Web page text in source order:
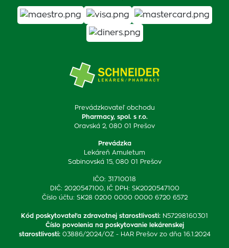
Prevádzkovateľ obchodu
Pharmacy, spol. s r.o.
Oravská 2, 080 01 Prešov
Prevádzka
Lekáreň Amuletum
Sabinovská 15, 080 01 Prešov
IČO: 31710018
DIČ: 2020547100, IČ DPH: SK2020547100
Číslo účtu: SK28 0200 0000 0000 6720 6572
Kód poskytovateľa zdravotnej starostlivosti: N57298160301
Číslo povolenia na poskytovanie lekárenskej
starostlivosti: 03886/2024/OZ - HAR Prešov zo dňa 16.1.2024